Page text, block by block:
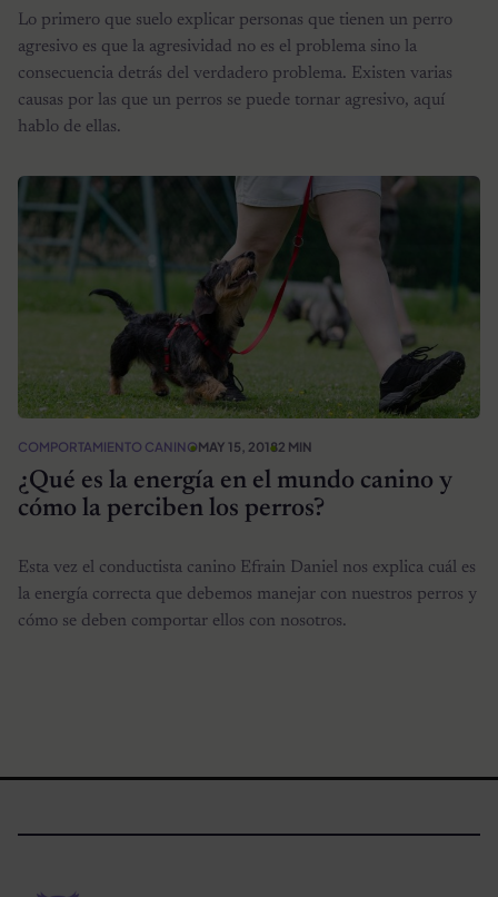
Lo primero que suelo explicar personas que tienen un perro
agresivo es que la agresividad no es el problema sino la
consecuencia detrás del verdadero problema. Existen varias
causas por las que un perros se puede tornar agresivo, aquí
hablo de ellas.
COMPORTAMIENTO CANINOMAY 15, 20182 MIN
¿Qué es la energía en el mundo canino y
cómo la perciben los perros?
Esta vez el conductista canino Efrain Daniel nos explica cuál es
la energía correcta que debemos manejar con nuestros perros y
cómo se deben comportar ellos con nosotros.